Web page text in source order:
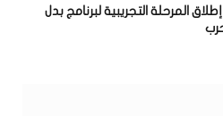
المرحلة التجريبية لبرنامج بدل